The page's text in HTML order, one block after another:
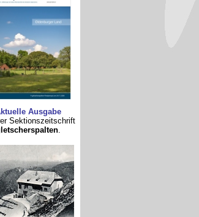
Ausgabe
Sektionszeitschrift
.